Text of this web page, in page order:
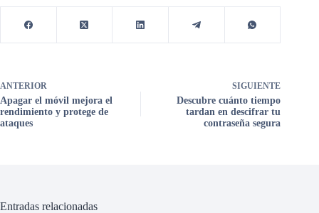
ANTERIOR
Apagar el móvil mejora el
rendimiento y protege de
ataques
SIGUIENTE
Descubre cuánto tiempo
tardan en descifrar tu
contraseña segura
Entradas relacionadas